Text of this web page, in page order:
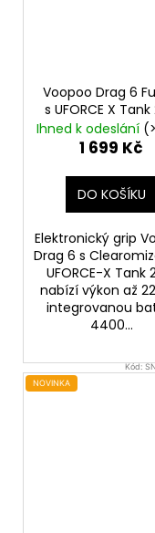
Voopoo Drag 6
s UFORCE X
Black
Ihned k odeslání
1 699 Kč
DO KOŠÍKU
Elektronický grip
Drag 6 s
UFORCE-X Tank
nabízí výkon až
integrovanou
4400...
Kód:
NOVINKA